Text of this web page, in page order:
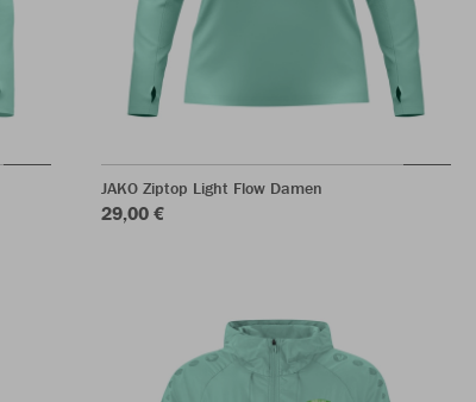
JAKO Ziptop Light Flow Damen
29,00 €